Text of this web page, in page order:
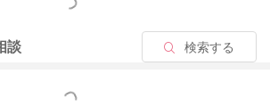
すると嫌がったり、まだ食べたがる様子な
ゃんと食べようね』と声掛けをしてから再
す。
度か繰り返すうちに、食事を落とすのはよ
談 検索する
もっと見る